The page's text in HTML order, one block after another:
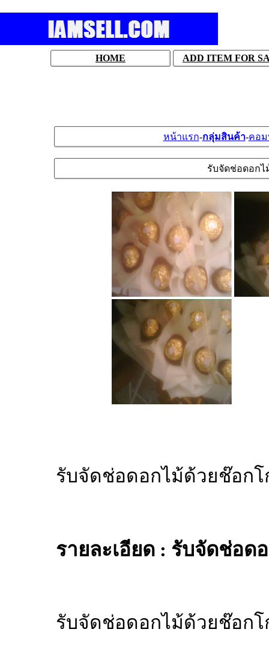
HOME ADD ITEM FOR
หน้าแรก-กลุ่มสินค้า-คอม
รับจัดช่อดอกไ
รับจัดช่อดอกไม้ด้วยช๊อกโ
รายละเอียด : รับจัดช่อด
รับจัดช่อดอกไม้ด้วยช๊อกโ